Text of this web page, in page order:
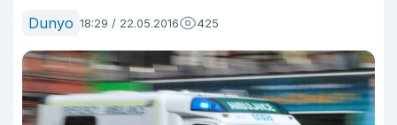
Dunyo 18:29 / 22.05.2016 425